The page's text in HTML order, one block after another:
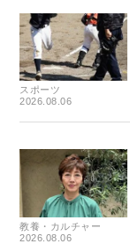
スポーツ
2026.08.06
教養・カルチャー
2026.08.06